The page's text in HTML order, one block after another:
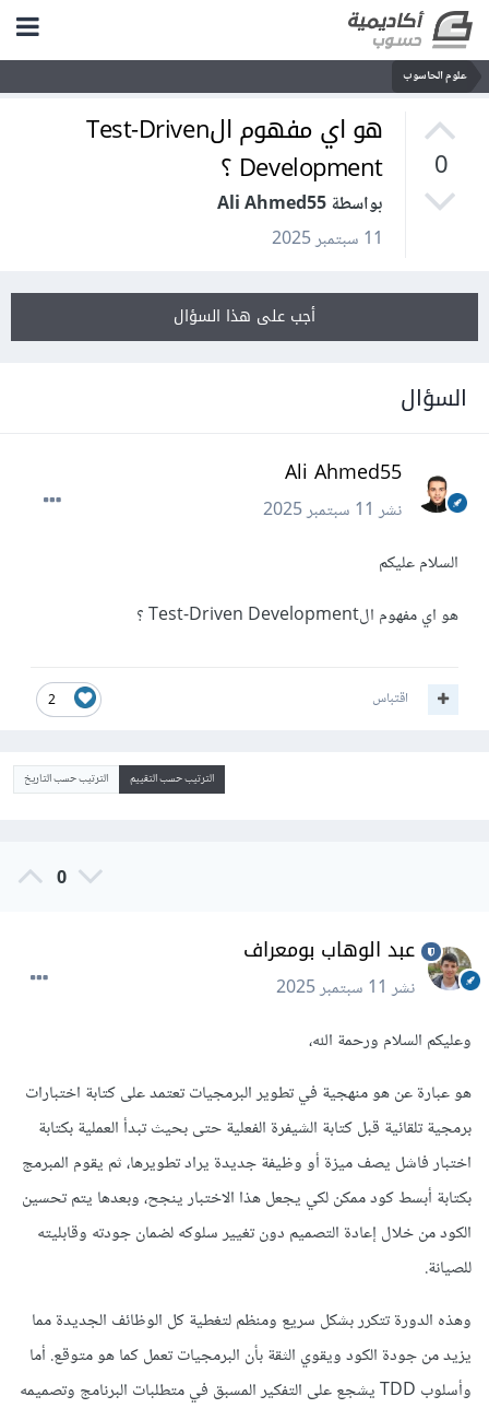
علوم الحاسوب
0
هو اي مفهوم الTest-Driven
Development ؟
بواسطة Ali Ahmed55
11 سبتمبر 2025
أجب على هذا السؤال
السؤال
Ali Ahmed55
نشر11 سبتمبر 2025
السلام عليكم
هو اي مفهوم الTest-Driven Development ؟
2 اقتباس
الترتيب حسب التقييم الترتيب حسب التاريخ
0
عبد الوهاب بومعراف
نشر11 سبتمبر 2025
وعليكم السلام ورحمة الله،
هو عبارة عن هو منهجية في تطوير البرمجيات تعتمد على كتابة اختبارات
برمجية تلقائية قبل كتابة الشيفرة الفعلية حتى بحيث تبدأ العملية بكتابة
اختبار فاشل يصف ميزة أو وظيفة جديدة يراد تطويرها، ثم يقوم المبرمج
بكتابة أبسط كود ممكن لكي يجعل هذا الاختبار ينجح، وبعدها يتم تحسين
الكود من خلال إعادة التصميم دون تغيير سلوكه لضمان جودته وقابليته
للصيانة.
وهذه الدورة تتكرر بشكل سريع ومنظم لتغطية كل الوظائف الجديدة مما
يزيد من جودة الكود ويقوي الثقة بأن البرمجيات تعمل كما هو متوقع. أما
وأسلوب TDD يشجع على التفكير المسبق في متطلبات البرنامج وتصميمه